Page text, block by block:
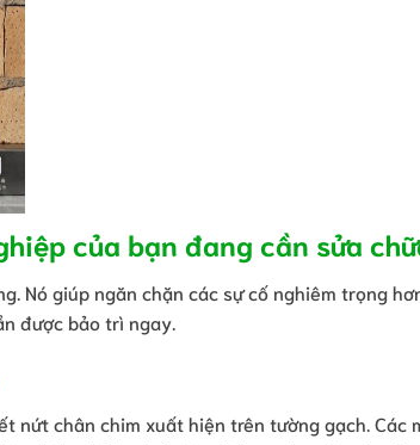
của bạn đang cần sửa
Nó giúp ngăn chặn các sự cố nghiêm trọng
được bảo trì ngay.
nứt chân chim xuất hiện trên tường gạch. Các